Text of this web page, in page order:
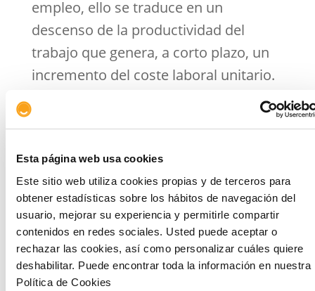
Esta página web usa cookies
Este sitio web utiliza cookies propias y de terceros para
obtener estadísticas sobre los hábitos de navegación del
usuario, mejorar su experiencia y permitirle compartir
contenidos en redes sociales. Usted puede aceptar o
rechazar las cookies, así como personalizar cuáles quiere
deshabilitar. Puede encontrar toda la información en nuestra
Política de Cookies
empleo, ello se traduce en un
descenso de la productividad del
trabajo que genera, a corto plazo, un
incremento del coste laboral unitario.
En este contexto de deterioro de
márgenes, las empresas industriales
deben centrar gran parte de sus
esfuerzos en la ejecución de medidas
de contención de sus costes de
producción, a través de la
optimización de sus procesos
productivos y estructuras,